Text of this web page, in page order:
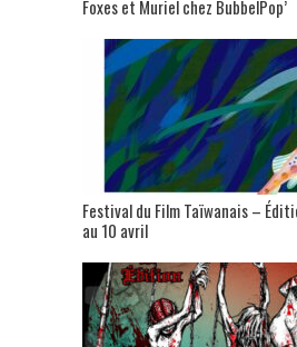
Foxes et Muriel chez BubbelPop’
Festival du Film Taïwanais –
au 10 avril